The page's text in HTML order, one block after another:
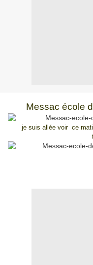
Messac école
je suis allée voir ce